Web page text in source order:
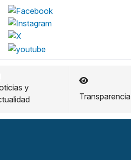
y
Transparencia